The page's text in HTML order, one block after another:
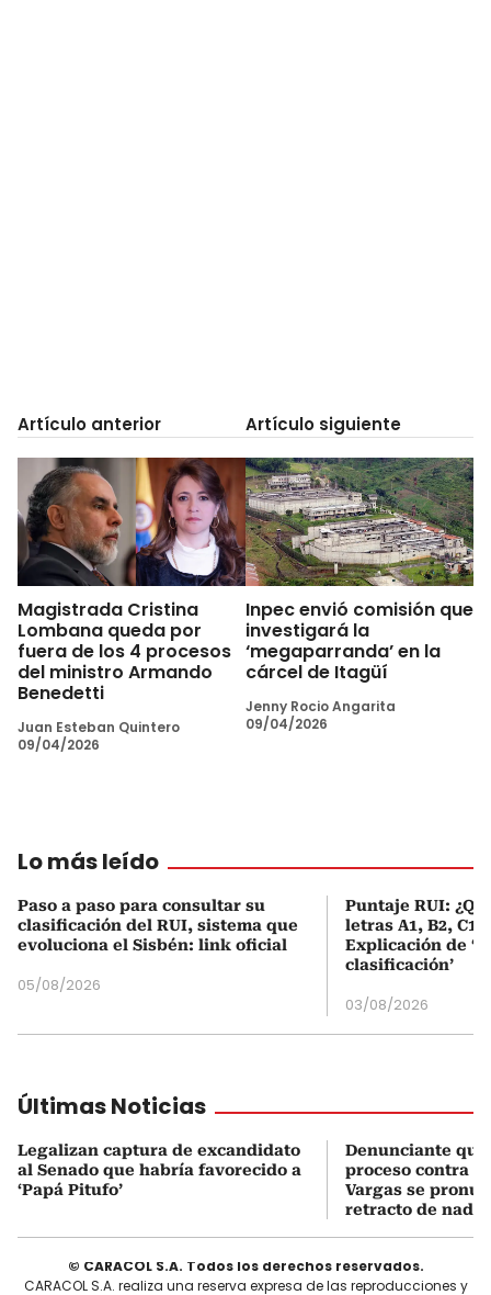
Artículo anterior
Magistrada Cristina
Lombana queda por
fuera de los 4 procesos
del ministro Armando
Benedetti
Juan Esteban Quintero
09/04/2026
Artículo siguiente
Inpec envió comisión que
investigará la
‘megaparranda’ en la
cárcel de Itagüí
Jenny Rocio Angarita
09/04/2026
Lo más leído
Paso a paso para consultar su
clasificación del RUI, sistema que
evoluciona el Sisbén: link oficial
05/08/2026
Puntaje RUI:
letras A1, B2, C1
Explicación de
clasificación’
03/08/2026
Últimas Noticias
Legalizan captura de excandidato
al Senado que habría favorecido a
‘Papá Pitufo’
Denunciante
proceso contra
Vargas se
retracto de nada”
© CARACOL S.A. Todos los derechos reservados.
CARACOL S.A. realiza una reserva expresa de las reproducciones y